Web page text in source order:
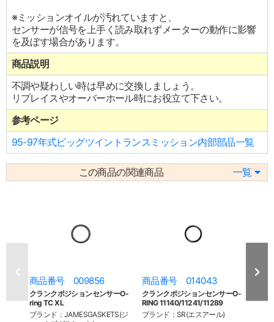
※ミッションオイルが汚れていますと、
センサーが信号を上手く読み取れずメーターの動作に影響
を及ぼす場合があります。
商品説明
不調や疑わしい時は早めに交換しましょう。
リプレイスやオーバーホール時にお役立て下さい。
参考ページ
95-97年式ビッグツイントランスミッション内部部品一覧
この商品の関連商品 一覧
商品番号 009856
クランクポジションセンサーO-
ring TC XL
ブランド：JAMESGASKETS(ジ
商品番号 014043
クランクポジションセンサーO-
RING 11140/11241/11289
ブランド：SR(エスアール)
コメ